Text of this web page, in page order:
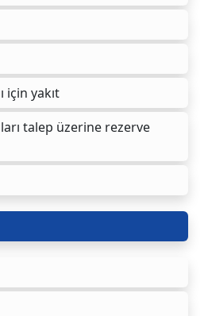
için yakıt
talep üzerine rezerve